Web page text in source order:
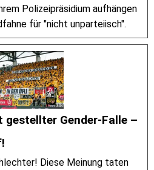
Polizeipräsidium aufhängen
für "nicht unparteiisch".
gestellter Gender-Falle –
Diese Meinung taten